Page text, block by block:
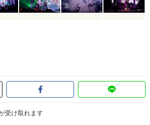
受け取れます